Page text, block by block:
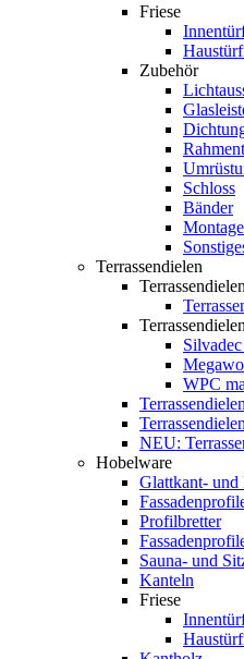
Friese
Zubehör
Schloss
Bänder
Terrassendielen
WPC
NEU:
Hobelware
Glattkant- und
Profilbretter
Sauna- und
Kanteln
Friese